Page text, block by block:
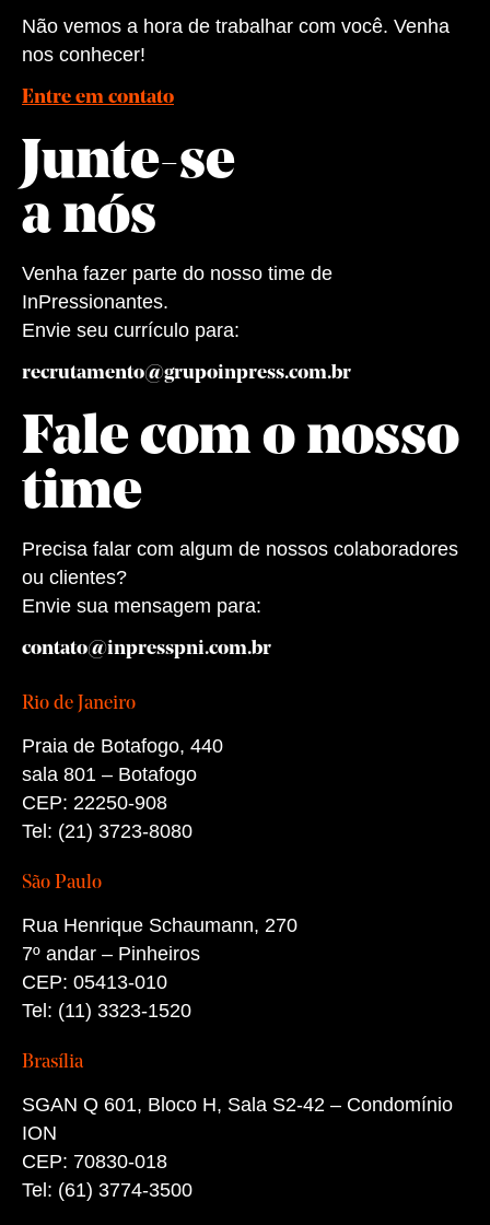
Não vemos a hora de trabalhar com você. Venha
nos conhecer!
Entre em contato
Junte-se
a nós
Venha fazer parte do nosso time de
InPressionantes.
Envie seu currículo para:
recrutamento@grupoinpress.com.br
Fale com o nosso
time
Precisa falar com algum de nossos colaboradores
ou clientes?
Envie sua mensagem para:
contato@inpresspni.com.br
Rio de Janeiro
Praia de Botafogo, 440
sala 801 – Botafogo
CEP: 22250-908
Tel: (21) 3723-8080
São Paulo
Rua Henrique Schaumann, 270
7º andar – Pinheiros
CEP: 05413-010
Tel: (11) 3323-1520
Brasília
SGAN Q 601, Bloco H, Sala S2-42 – Condomínio
ION
CEP: 70830-018
Tel: (61) 3774-3500